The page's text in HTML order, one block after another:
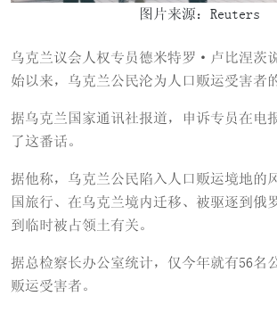
图片来源：Reuters
乌克兰议会人权专员德米特罗·卢比涅茨
始以来，乌克兰公民沦为人口贩运受害者
据乌克兰国家通讯社报道，申诉专员在电
了这番话。
据他称，乌克兰公民陷入人口贩运境地的
国旅行、在乌克兰境内迁移、被驱逐到俄
到临时被占领土有关。
据总检察长办公室统计，仅今年就有56名
贩运受害者。